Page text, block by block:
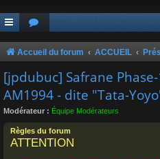
Accueil du forum ACCUEIL
[jpdubuc] Safrane Phase-
AM1994 - dite "Tata-
Modérateur : Équipe Modérateurs
Règles du forum
ATTENTION